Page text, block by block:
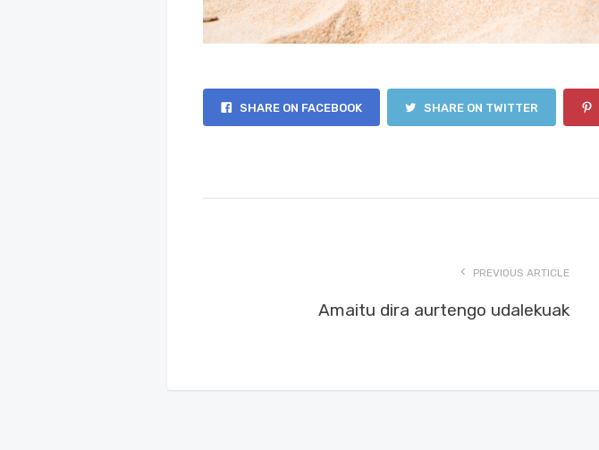
SHARE ON FACEBOOK SHARE ON TWITTER
PREVIOUS ARTICLE
Amaitu dira aurtengo udalekuak